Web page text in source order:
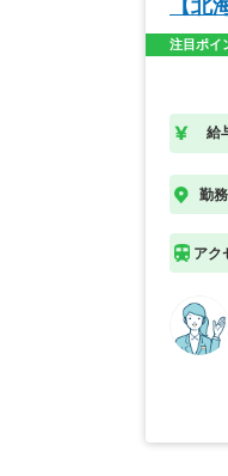
【
注目ポイ
給
勤
アク